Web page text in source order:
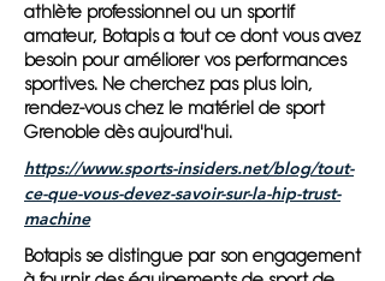
athlète professionnel ou un sportif
amateur, Botapis a tout ce dont vous avez
besoin pour améliorer vos performances
sportives. Ne cherchez pas plus loin,
rendez-vous chez le matériel de sport
Grenoble dès aujourd'hui.
https://www.sports-insiders.net/blog/tout-
ce-que-vous-devez-savoir-sur-la-hip-trust-
machine
Botapis se distingue par son engagement